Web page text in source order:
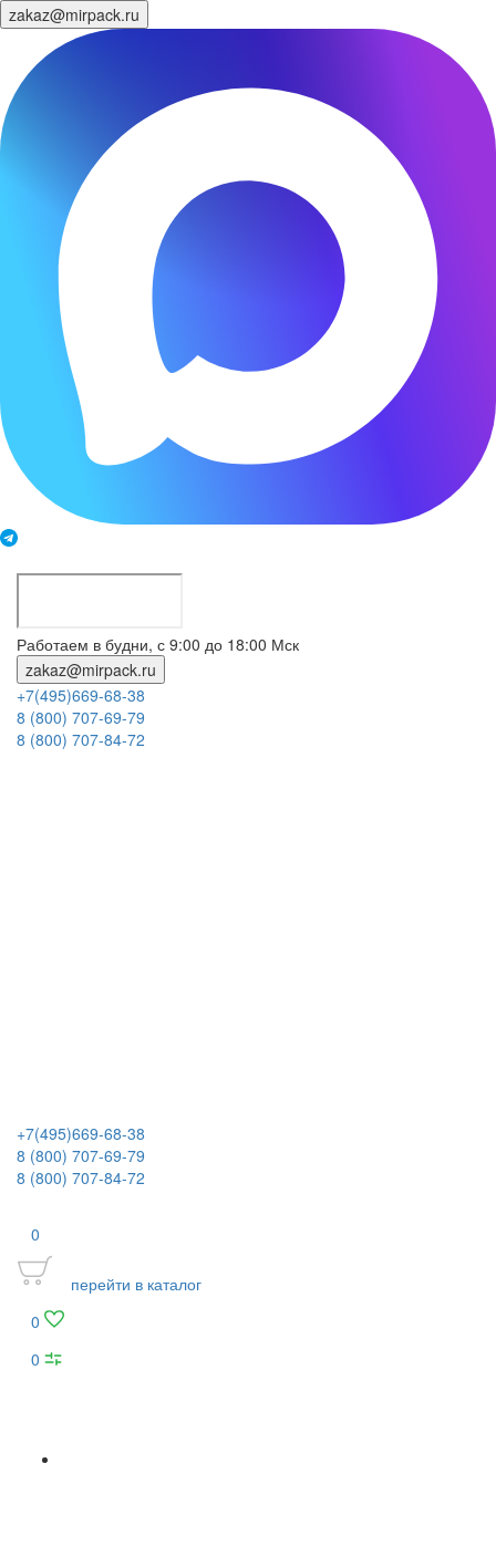
zakaz@mirpack.ru
Работаем в будни, с 9:00 до 18:00 Мск
zakaz@mirpack.ru
+7(495)669-68-38
8 (800) 707-69-79
8 (800) 707-84-72
+7(495)669-68-38
8 (800) 707-69-79
8 (800) 707-84-72
0
перейти в каталог
0
0